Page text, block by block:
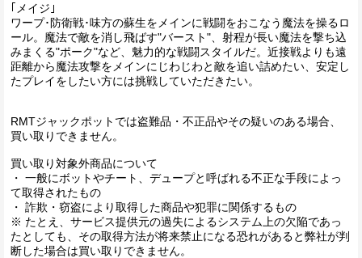
｢メイジ｣
ワープ･防衛戦･味方の蘇生をメインに戦闘をおこなう魔法を操るロ
ール。魔法で敵を消し飛ばす"バースト"、射程が長い魔法を撃ち込
みまくる"ポーク"など、魅力的な戦闘スタイルだ。近接戦よりも遠
距離から魔法攻撃をメインにじわじわと敵を追い詰めたい、安定し
たプレイをしたい方には挑戦していただきたい。
RMTジャックポットでは盗難品・不正品やその疑いのある場合、
買い取りできません。
買い取り対象外商品について
・ 一般にボットやチート、デュープと呼ばれる不正な手段によっ
て取得されたもの
・ 詐欺・窃盗により取得した商品や犯罪に関係するもの
※ たとえ、サービス提供元の過失によるシステム上の欠陥であっ
たとしても、その取得方法が将来禁止になる恐れがあると弊社が判
断した場合は買い取りできません。